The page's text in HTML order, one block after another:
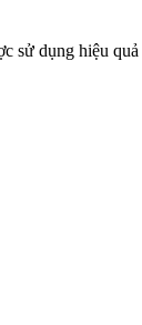
sử dụng hiệu